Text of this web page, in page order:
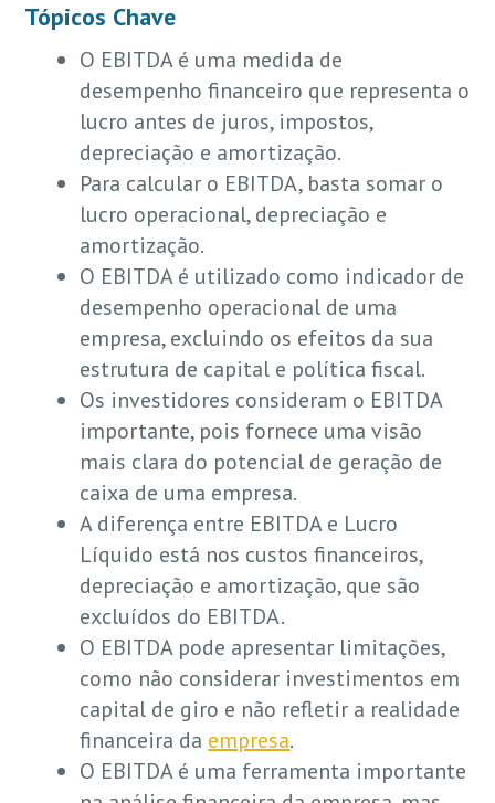
Tópicos Chave
O EBITDA é uma medida de
desempenho financeiro que representa o
lucro antes de juros, impostos,
depreciação e amortização.
Para calcular o EBITDA, basta somar o
lucro operacional, depreciação e
amortização.
O EBITDA é utilizado como indicador de
desempenho operacional de uma
empresa, excluindo os efeitos da sua
estrutura de capital e política fiscal.
Os investidores consideram o EBITDA
importante, pois fornece uma visão
mais clara do potencial de geração de
caixa de uma empresa.
A diferença entre EBITDA e Lucro
Líquido está nos custos financeiros,
depreciação e amortização, que são
excluídos do EBITDA.
O EBITDA pode apresentar limitações,
como não considerar investimentos em
capital de giro e não refletir a realidade
financeira da empresa.
O EBITDA é uma ferramenta importante